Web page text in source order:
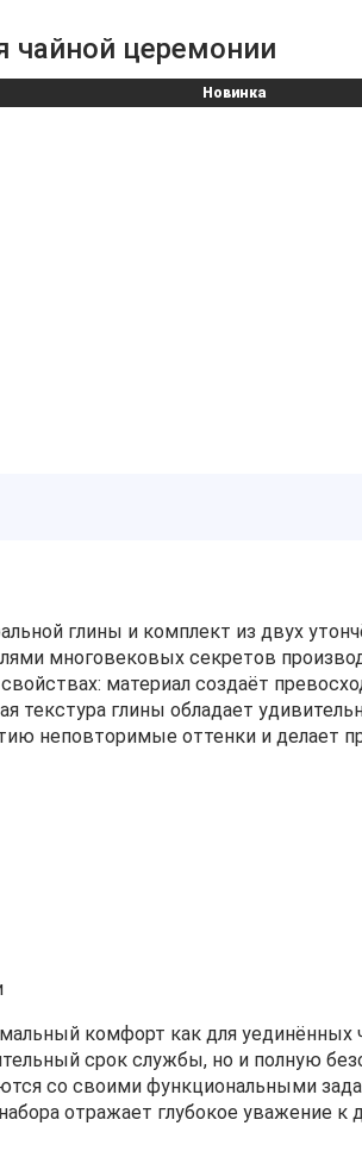
чайной церемонии
Новинка
глины и комплект из двух
многовековых секретов
материал создаёт
текстура глины обладает
неповторимые оттенки и делает
комфорт как для
срок службы, но и полную
со своими функциональными
отражает глубокое уважение